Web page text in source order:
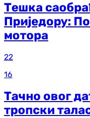
Тешка
Приједору:
мотора
22
16
Тачно овог
тропски